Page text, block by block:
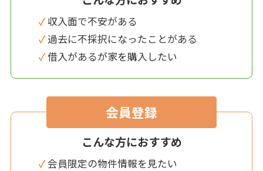
✓ 収入面で不安がある
✓ 過去に不採択になったことがある
✓ 借入があるが家を購入したい
会員登録
こんな方におすすめ
✓ 会員限定の物件情報を見たい